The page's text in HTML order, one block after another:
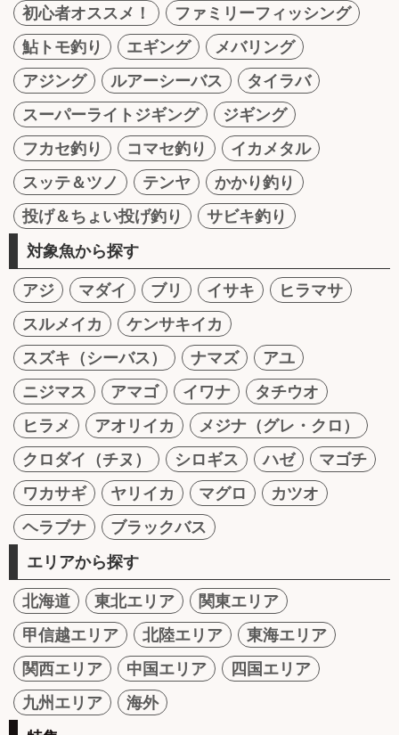
初心者オススメ！
ファミリーフィッシング
鮎トモ釣り
エギング
メバリング
アジング
ルアーシーバス
タイラバ
スーパーライトジギング
ジギング
フカセ釣り
コマセ釣り
イカメタル
スッテ＆ツノ
テンヤ
かかり釣り
投げ＆ちょい投げ釣り
サビキ釣り
対象魚から探す
アジ マダイ ブリ イサキ
ヒラマサ
スルメイカ
ケンサキイカ
スズキ（シーバス）
ナマズ
アユ
ニジマス
アマゴ イワナ
タチウオ
ヒラメ
アオリイカ
メジナ（グレ・クロ）
クロダイ（チヌ）
シロギス ハゼ
マゴチ
ワカサギ
ヤリイカ マグロ
カツオ
ヘラブナ
ブラックバス
エリアから探す
北海道 東北エリア
関東エリア
甲信越エリア
北陸エリア
東海エリア
関西エリア
中国エリア
四国エリア
九州エリア
海外